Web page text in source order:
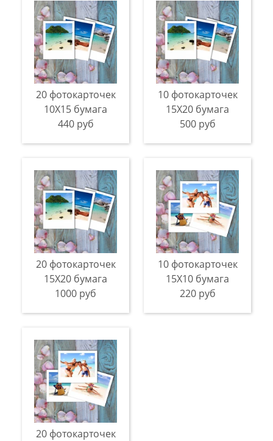
20 фотокарточек
10Х15 бумага
440 руб
10 фотокарточек
15Х20 бумага
500 руб
20 фотокарточек
15Х20 бумага
1000 руб
10 фотокарточек
15Х10 бумага
220 руб
20 фотокарточек